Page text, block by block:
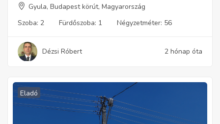
Gyula, Budapest körút, Magyarország
Szoba: 2 Fürdőszoba: 1 Négyzetméter: 56
Dézsi Róbert 2 hónap óta
Eladó